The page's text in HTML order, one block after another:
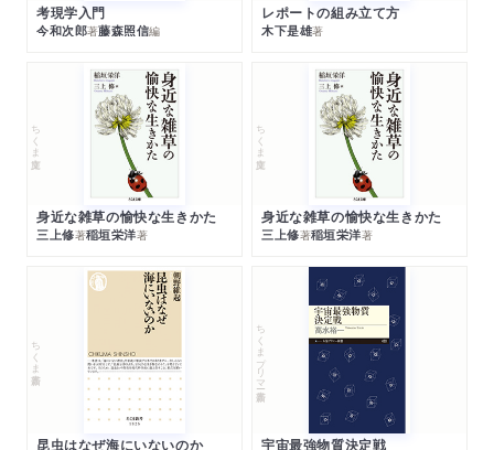
考現学入門
今和次郎著藤森照信編
レポートの組み立て方
木下是雄著
ちくま文庫
身近な雑草の愉快な生きかた
三上修著稲垣栄洋著
ちくま文庫
身近な雑草の愉快な生きかた
三上修著稲垣栄洋著
ちくま新書
昆虫はなぜ海にいないのか
ちくまプリマー新書
宇宙最強物質決定戦